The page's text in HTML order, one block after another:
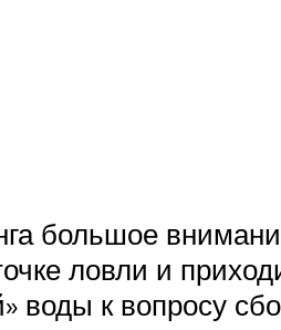
большое
ловли и
воды к вопросу